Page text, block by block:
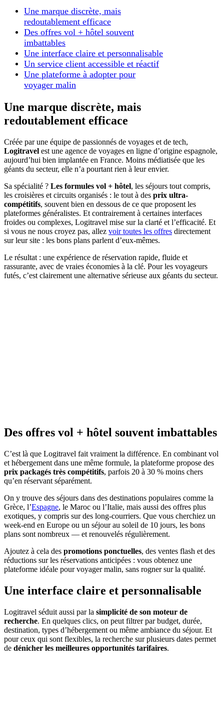
Une marque discrète, mais
redoutablement efficace
Des offres vol + hôtel souvent
imbattables
Une interface claire et personnalisable
Un service client accessible et réactif
Une plateforme à adopter pour
voyager malin
Une marque discrète, mais
redoutablement efficace
Créée par une équipe de passionnés de voyages et de tech,
Logitravel est une agence de voyages en ligne d’origine espagnole,
aujourd’hui bien implantée en France. Moins médiatisée que les
géants du secteur, elle n’a pourtant rien à leur envier.
Sa spécialité ? Les formules vol + hôtel, les séjours tout compris,
les croisières et circuits organisés : le tout à des prix ultra-
compétitifs, souvent bien en dessous de ce que proposent les
plateformes généralistes. Et contrairement à certaines interfaces
froides ou complexes, Logitravel mise sur la clarté et l’efficacité. Et
si vous ne nous croyez pas, allez voir toutes les offres directement
sur leur site : les bons plans parlent d’eux-mêmes.
Le résultat : une expérience de réservation rapide, fluide et
rassurante, avec de vraies économies à la clé. Pour les voyageurs
futés, c’est clairement une alternative sérieuse aux géants du secteur.
Des offres vol + hôtel souvent imbattables
C’est là que Logitravel fait vraiment la différence. En combinant vol
et hébergement dans une même formule, la plateforme propose des
prix packagés très compétitifs, parfois 20 à 30 % moins chers
qu’en réservant séparément.
On y trouve des séjours dans des destinations populaires comme la
Grèce, l’Espagne, le Maroc ou l’Italie, mais aussi des offres plus
exotiques, y compris sur des long-courriers. Que vous cherchiez un
week-end en Europe ou un séjour au soleil de 10 jours, les bons
plans sont nombreux — et renouvelés régulièrement.
Ajoutez à cela des promotions ponctuelles, des ventes flash et des
réductions sur les réservations anticipées : vous obtenez une
plateforme idéale pour voyager malin, sans rogner sur la qualité.
Une interface claire et personnalisable
Logitravel séduit aussi par la simplicité de son moteur de
recherche. En quelques clics, on peut filtrer par budget, durée,
destination, types d’hébergement ou même ambiance du séjour. Et
pour ceux qui sont flexibles, la recherche sur plusieurs dates permet
de dénicher les meilleures opportunités tarifaires.